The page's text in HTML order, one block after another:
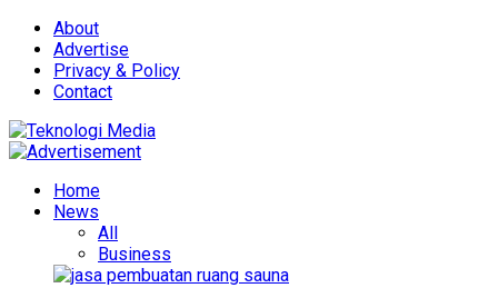
About
Advertise
Privacy & Policy
Contact
Home
News
All
Business